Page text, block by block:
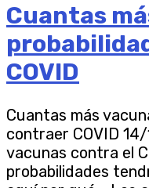
Cuantas
COVID
Cuantas más
contraer COVID
vacunas contra el
probabilidades